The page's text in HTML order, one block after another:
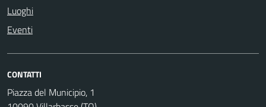
Luoghi
Eventi
CONTATTI
Piazza del Municipio, 1